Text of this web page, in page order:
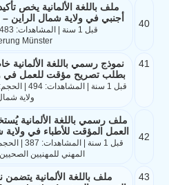
40
ملف باللغة الألمانية يخص
أجنبي في ولاية شمال
Münster
41
نموذج رسمي باللغة الألمانية
بطلب تصريح مؤقت للعمل في
ولاية
42
ملف رسمي باللغة الألمانية
العمل المؤقت للأطباء في ولاية
المهني للمهنيين
43
ملف باللغة الألمانية